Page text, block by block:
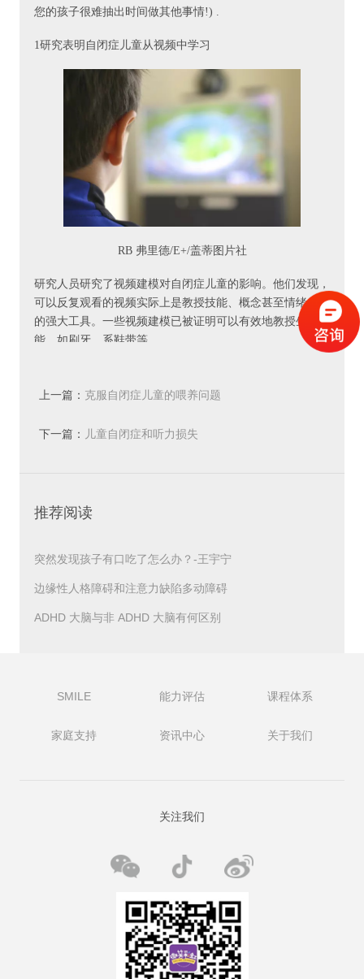
您的孩子很难抽出时间做其他事情!) .
1研究表明自闭症儿童从视频中学习
RB 弗里德/E+/盖蒂图片社
研究人员研究了视频建模对自闭症儿童的影响。他们发现，
可以反复观看的视频实际上是教授技能、概念甚至情绪反应
的强大工具。一些视频建模已被证明可以有效地教授生活技
能，如刷牙、系鞋带等。
地观看。在学习技能时参考视频，您会对孩子的积极反应感
2精心挑选的电视节目可以帮助您的孩子与同龄人建立联系
宝宝”的幽默感，他对角色和环境的了解也会为他提供更好
的电视节目中受益，因为他们可以作为社交活动的主菜，例
可以参考 Elmo 的朋友，使用 Elmo 玩具来建立象征性的游
4电视和视频可以为您的孩子打开世界
可以建立在这些兴趣之上。
火车，或者只是参观宠物店。
5电视和视频可以在内部和外部世界之间建立联系
许多自闭症儿童生活在他们自己的头脑中。父母面临的最大
挑战之一是找到让孩子参与现实世界的方法。许多电视“世
界”都有相应的现实世界场所，您和您的孩子可以一起探
上一篇： 克服自闭症儿童的喂养问题
下一篇： 儿童自闭症和听力损失
推荐阅读
突然发现孩子有口吃了怎么办？-王宇宁
边缘性人格障碍和注意力缺陷多动障碍
ADHD 大脑与非 ADHD 大脑有何区别
SMILE 能力评估 课程体系
家庭支持 资讯中心 关于我们
关注我们